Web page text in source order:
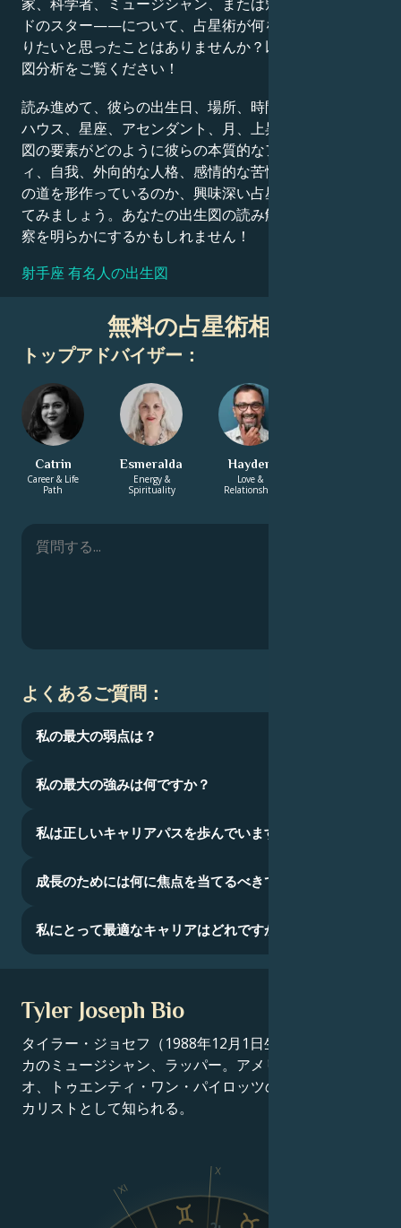
ドのスター——について、占星術が何を語っているか知
りたいと思ったことはありませんか？以下の詳細な出生
図分析をご覧ください！
読み進めて、彼らの出生日、場所、時間、惑星の位置、
ハウス、星座、アセンダント、月、上昇星座など、出生
図の要素がどのように彼らの本質的なアイデンティテ
ィ、自我、外向的な人格、感情的な苦悩、そして成功へ
の道を形作っているのか、興味深い占星術的解釈を探っ
てみましょう。あなたの出生図の読み解きも、同様の洞
察を明らかにするかもしれません！
射手座 有名人の出生図
無料の占星術相談
トップアドバイザー：
Catrin
Career & Life
Path
Esmeralda
Energy &
Spirituality
Hayden
Love &
Relationship
よくあるご質問：
私の最大の弱点は？
私の最大の強みは何ですか？
私は正しいキャリアパスを歩んでいますか？
成長のためには何に焦点を当てるべきでしょうか？
私にとって最適なキャリアはどれですか？
Tyler Joseph Bio
タイラー・ジョセフ（1988年12月1日生まれ）はアメリ
カのミュージシャン、ラッパー。アメリカの音楽デュ
オ、トゥエンティ・ワン・パイロッツのリード・ヴォー
カリストとして知られる。
X
XI